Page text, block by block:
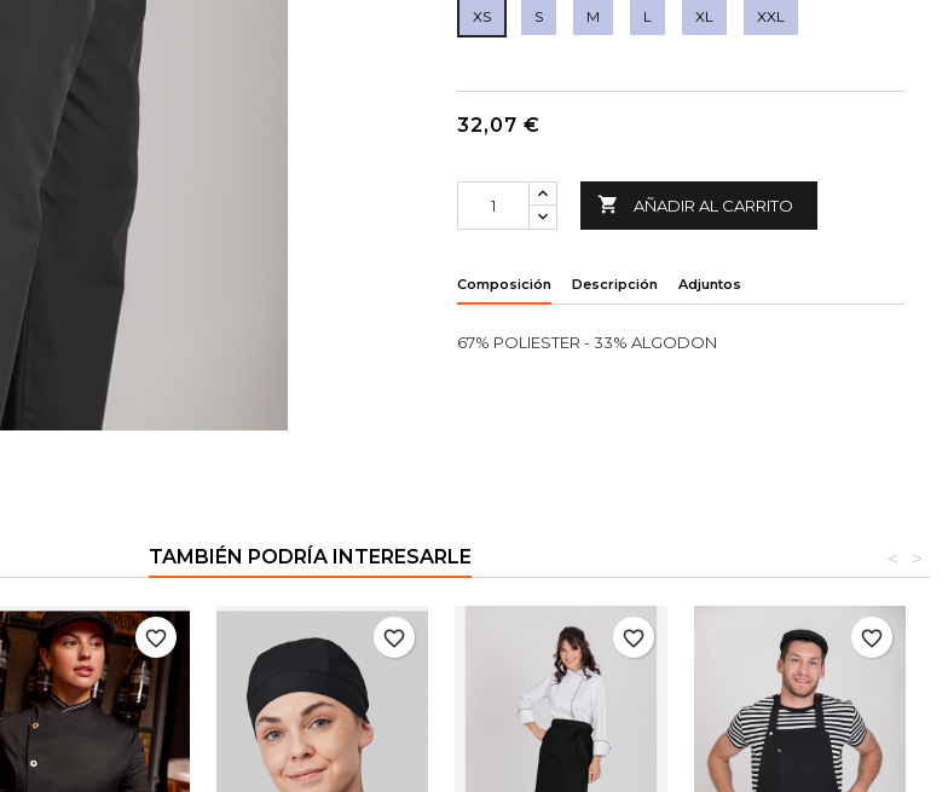
XS S M L XL XXL
32,07 €
 AÑADIR AL CARRITO
Composición Descripción Adjuntos
67% POLIESTER - 33% ALGODON
TAMBIÉN PODRÍA INTERESARLE >
<
favorite_border favorite_border favorite_border favorite_border